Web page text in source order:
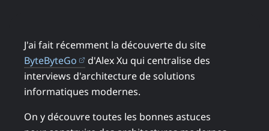
J'ai fait récemment la découverte du site
ByteByteGo
(ouvre dans un nouvel onglet)
d'Alex Xu qui centralise des
interviews d'architecture de solutions
informatiques modernes.
On y découvre toutes les bonnes astuces